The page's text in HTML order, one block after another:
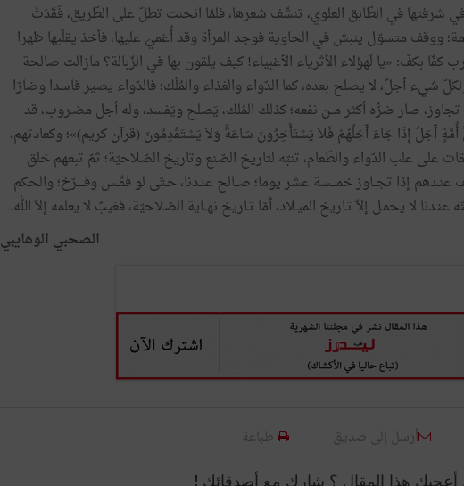
في شرفتها في الطّابق العلوي، تنشّف شعرها، فلمّا انحنت تطلّ على الطّريق، فَقَدَتْ
ووقف متسوّل ينبش في الحاوية فوجد المرأة وقدأُغميَ عليها، فأخذ يقلّبها ظهرا
كفّا بكفّ:
«يا لَهؤلاء الأثرياء الأغبياء! كيف يلقون بها في الزّبالة؟ مازالت صالحة
شيءأجلٌ، لا يصلح بعده،كما الدّواء والغذاء والمُلْك؛ فالدّواء يصيرفاسدا وضارّا
تجاوز، صارضرُّهأكثرمــن نفعه؛كذلك المُلك، يَصلح ويَفسد، ولهأجل مضـروب، قد
أُمَّةٍ أَجَلٌ إِذَا جَاءَأَجَلُهُمْ فَلاَيَسْتَأْخِرُونَ سَاعَةً وَلاَيَسْتَقْدِمُونَ (قرآنكريم)
»؛ وكعادتهم،
على علب الدّواء والطّعام، تنبّه لتاريخ الصّنع وتاريخ الصّلاحيّة؛ ثمّ تبعهم خلق
عنـدهم إذا تجــاوزخمـــسة عشريوما؛ صــالح عنـدنا، حـتّى لو فقّـس وفــــرّخ؛ والحكم
عنـدنا لا يحمـل إلاّ تـاريخ الميـلاد،أمّا تـاريخ نهــاية الصّلاحيّة، فغيبٌ لا يعلمه إلاّالله.
الصحبي الوهايبي
أرسل إلى صديق طباعة
هذا المقال ؟ شارك مع أصدقائك !